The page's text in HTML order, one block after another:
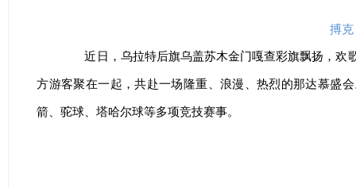
搏克
近日，乌拉特后旗乌盖苏木金门嘎查彩旗飘扬，欢
方游客聚在一起，共赴一场隆重、浪漫、热烈的那达慕盛
箭、驼球、塔哈尔球等多项竞技赛事。